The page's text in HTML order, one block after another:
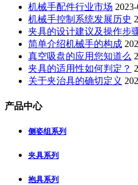
机械手配件行业市场
机械手控制系统发展历史
夹具的设计建议及操作步
简单介绍机械手的构成
真空吸盘的应用您知道么
夹具的适用性如何判定？
关于夹治具的确切定义
产品中心
侧姿组系列
夹具系列
抱具系列